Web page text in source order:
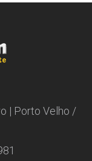
| Porto Velho /